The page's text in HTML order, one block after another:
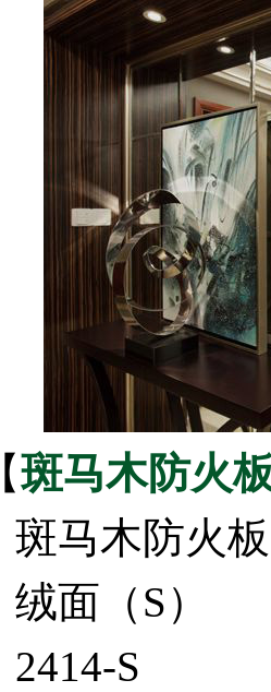
【斑马木防火
斑马木防火板
绒面（S）
2414-S